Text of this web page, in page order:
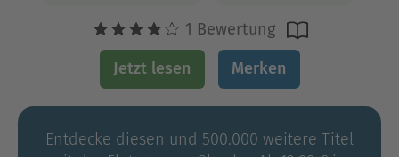
1 Bewertung
Jetzt lesen Merken
Entdecke diesen und 500.000 weitere Titel